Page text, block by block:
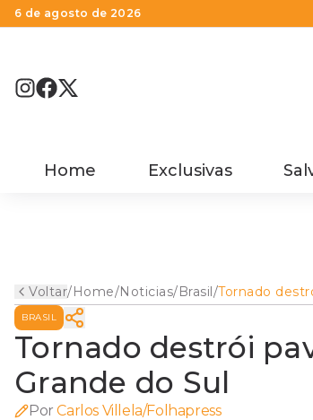
6 de agosto de 2026
Home Exclusivas
Voltar/Home/Noticias/Brasil/Tornado
danifica 285
BRASIL
Tornado destrói
Grande do Sul
Por Carlos Villela/Folhapress